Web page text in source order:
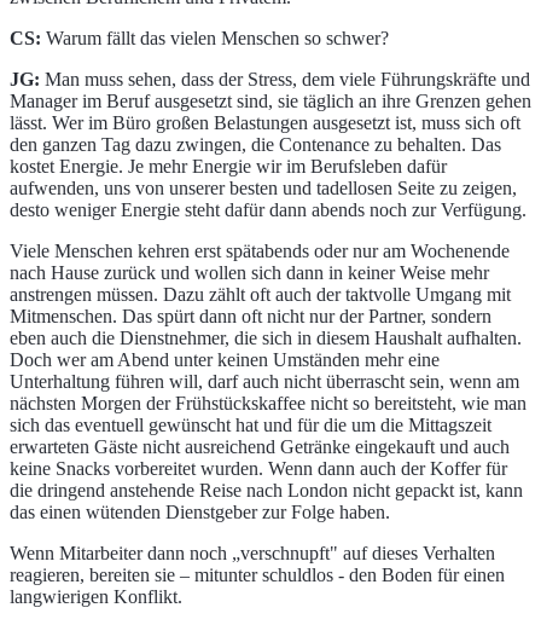
CS: Warum fällt das vielen Menschen so schwer?
JG: Man muss sehen, dass der Stress, dem viele Führungskräfte und
Manager im Beruf ausgesetzt sind, sie täglich an ihre Grenzen gehen
lässt. Wer im Büro großen Belastungen ausgesetzt ist, muss sich oft
den ganzen Tag dazu zwingen, die Contenance zu behalten. Das
kostet Energie. Je mehr Energie wir im Berufsleben dafür
aufwenden, uns von unserer besten und tadellosen Seite zu zeigen,
desto weniger Energie steht dafür dann abends noch zur Verfügung.
Viele Menschen kehren erst spätabends oder nur am Wochenende
nach Hause zurück und wollen sich dann in keiner Weise mehr
anstrengen müssen. Dazu zählt oft auch der taktvolle Umgang mit
Mitmenschen. Das spürt dann oft nicht nur der Partner, sondern
eben auch die Dienstnehmer, die sich in diesem Haushalt aufhalten.
Doch wer am Abend unter keinen Umständen mehr eine
Unterhaltung führen will, darf auch nicht überrascht sein, wenn am
nächsten Morgen der Frühstückskaffee nicht so bereitsteht, wie man
sich das eventuell gewünscht hat und für die um die Mittagszeit
erwarteten Gäste nicht ausreichend Getränke eingekauft und auch
keine Snacks vorbereitet wurden. Wenn dann auch der Koffer für
die dringend anstehende Reise nach London nicht gepackt ist, kann
das einen wütenden Dienstgeber zur Folge haben.
Wenn Mitarbeiter dann noch „verschnupft" auf dieses Verhalten
reagieren, bereiten sie – mitunter schuldlos - den Boden für einen
langwierigen Konflikt.